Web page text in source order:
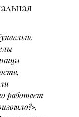
работает